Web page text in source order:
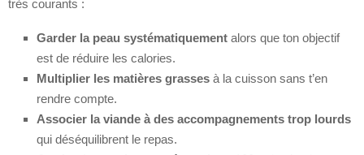
très courants :
Garder la peau systématiquement alors que ton objectif
est de réduire les calories.
Multiplier les matières grasses à la cuisson sans t’en
rendre compte.
Associer la viande à des accompagnements trop lourds
qui déséquilibrent le repas.